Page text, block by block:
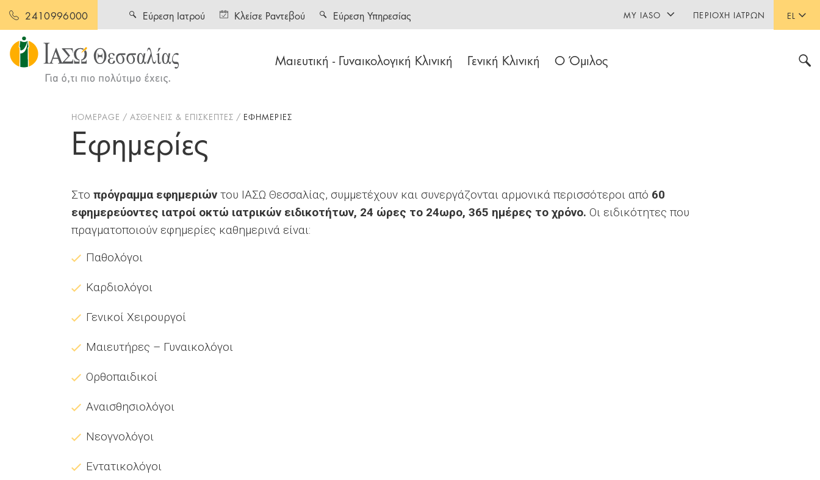
2410996000 EL
Μαιευτική - Γυναικολογική Κλινική Γενική Κλινική Ο Όμιλος
Εύρεση Ιατρού Κλείσε Ραντεβού Εύρεση Υπηρεσίας MY IASO ΠΕΡΙΟΧΉ ΙΑΤΡΏΝ
HOMEPAGE ΑΣΘΕΝΕΙΣ & ΕΠΙΣΚΕΠΤΕΣ ΕΦΗΜΕΡΙΕΣ
Εφημερίες
Στο πρόγραμμα εφημεριών του ΙΑΣΩ Θεσσαλίας, συμμετέχουν και συνεργάζονται αρμονικά περισσότεροι από 60
εφημερεύοντες ιατροί οκτώ ιατρικών ειδικοτήτων, 24 ώρες το 24ωρο, 365 ημέρες το χρόνο. Οι ειδικότητες που
πραγματοποιούν εφημερίες καθημερινά είναι:
Παθολόγοι
Καρδιολόγοι
Γενικοί Χειρουργοί
Μαιευτήρες – Γυναικολόγοι
Ορθοπαιδικοί
Αναισθησιολόγοι
Νεογνολόγοι
Εντατικολόγοι